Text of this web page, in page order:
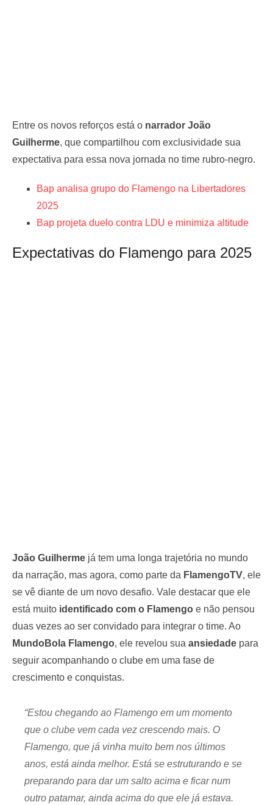
Entre os novos reforços está o narrador João
Guilherme, que compartilhou com exclusividade sua
expectativa para essa nova jornada no time rubro-negro.
Bap analisa grupo do Flamengo na Libertadores
2025
Bap projeta duelo contra LDU e minimiza altitude
Expectativas do Flamengo para 2025
João Guilherme já tem uma longa trajetória no mundo
da narração, mas agora, como parte da FlamengoTV, ele
se vê diante de um novo desafio. Vale destacar que ele
está muito identificado com o Flamengo e não pensou
duas vezes ao ser convidado para integrar o time. Ao
MundoBola Flamengo, ele revelou sua ansiedade para
seguir acompanhando o clube em uma fase de
crescimento e conquistas.
“Estou chegando ao Flamengo em um momento
que o clube vem cada vez crescendo mais. O
Flamengo, que já vinha muito bem nos últimos
anos, está ainda melhor. Está se estruturando e se
preparando para dar um salto acima e ficar num
outro patamar, ainda acima do que ele já estava.